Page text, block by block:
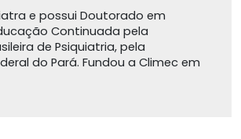
e possui Doutorado em
Continuada pela
de Psiquiatria, pela
do Pará. Fundou a Climec em